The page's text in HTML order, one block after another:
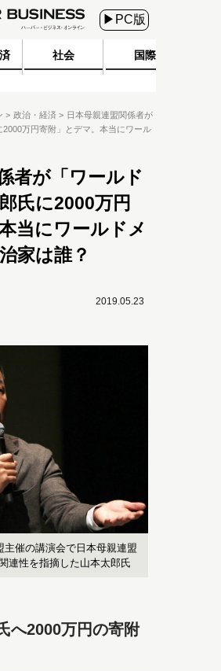
▶PC版
社会 国際
政治・経済
日本母親連盟関係者が
2000万円寄附」とデマ。本当にワール
者が「ワールド
氏に2000万円
当にワールドメ
家は誰？
2019.05.23
催の講演会で日本母親連盟
連性を指摘した山本太郎氏
へ2000万円の寄附